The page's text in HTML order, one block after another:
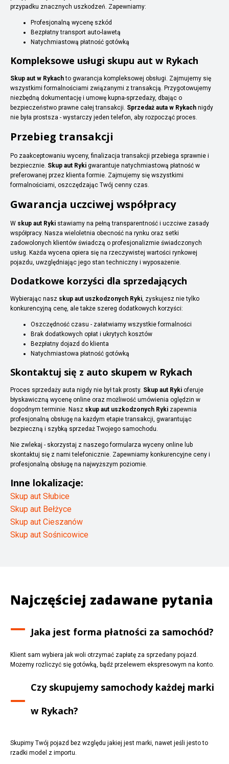
przypadku znacznych uszkodzeń. Zapewniamy:
Profesjonalną wycenę szkód
Bezpłatny transport auto-lawetą
Natychmiastową płatność gotówką
Kompleksowe usługi skupu aut w Rykach
Skup aut w Rykachto gwarancja kompleksowej obsługi. Zajmujemy się
wszystkimi formalnościami związanymi z transakcją. Przygotowujemy
niezbędną dokumentację i umowę kupna-sprzedaży, dbając o
bezpieczeństwo prawne całej transakcji. Sprzedaż auta w Rykach nigdy
nie była prostsza - wystarczy jeden telefon, aby rozpocząć proces.
Przebieg transakcji
Po zaakceptowaniu wyceny, finalizacja transakcji przebiega sprawnie i
bezpiecznie. Skup aut Ryki gwarantuje natychmiastową płatność w
preferowanej przez klienta formie. Zajmujemy się wszystkimi
formalnościami, oszczędzając Twój cenny czas.
Gwarancja uczciwej współpracy
W skup aut Ryki stawiamy na pełną transparentność i uczciwe zasady
współpracy. Nasza wieloletnia obecność na rynku oraz setki
zadowolonych klientów świadczą o profesjonalizmie świadczonych
usług. Każda wycena opiera się na rzeczywistej wartości rynkowej
pojazdu, uwzględniając jego stan techniczny i wyposażenie.
Dodatkowe korzyści dla sprzedających
Wybierając nasz skup aut uszkodzonych Ryki, zyskujesz nie tylko
konkurencyjną cenę, ale także szereg dodatkowych korzyści:
Oszczędność czasu - załatwiamy wszystkie formalności
Brak dodatkowych opłat i ukrytych kosztów
Bezpłatny dojazd do klienta
Natychmiastowa płatność gotówką
Skontaktuj się z auto skupem w Rykach
Proces sprzedaży auta nigdy nie był tak prosty. Skup aut Ryki oferuje
błyskawiczną wycenę online oraz możliwość umówienia oględzin w
dogodnym terminie. Nasz skup aut uszkodzonych Ryki zapewnia
profesjonalną obsługę na każdym etapie transakcji, gwarantując
bezpieczną i szybką sprzedaż Twojego samochodu.
Nie zwlekaj - skorzystaj z naszego formularza wyceny online lub
skontaktuj się z nami telefonicznie. Zapewniamy konkurencyjne ceny i
profesjonalną obsługę na najwyższym poziomie.
Inne lokalizacje:
Skup aut Słubice
Skup aut Bełżyce
Skup aut Cieszanów
Skup aut Sośnicowice
Najczęściej zadawane pytania
Jaka jest forma płatności za samochód?
Klient sam wybiera jak woli otrzymać zapłatę za sprzedany pojazd.
Możemy rozliczyć się gotówką, bądź przelewem ekspresowym na konto.
Czy skupujemy samochody każdej marki
w Rykach?
Skupimy Twój pojazd bez względu jakiej jest marki, nawet jeśli jesto to
rzadki model z importu.